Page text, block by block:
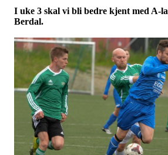
I uke 3 skal vi bli bedre kjent med A-
Berdal.